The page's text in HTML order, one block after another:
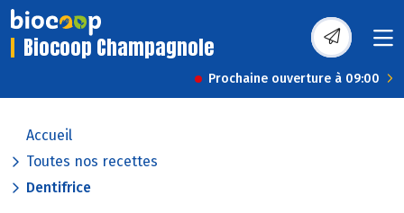
Biocoop Champagnole
Prochaine ouverture à 09:00
Accueil
Toutes nos recettes
Dentifrice